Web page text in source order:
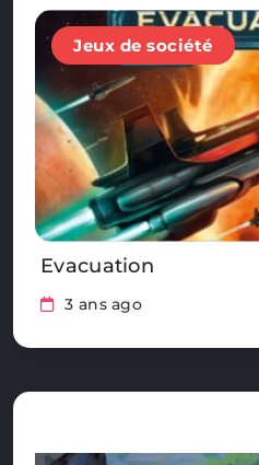
Jeux de société
Evacuation
3 ans ago